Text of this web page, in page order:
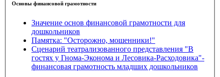
Основы финансовой грамотности
Значение основ финансовой грамотности для
дошкольников
Памятка: "Осторожно, мошенники!"
Сценарий театрализованного представления "В
гостях у Гнома-Эконома и Лесовика-Расходовика"-
финансовая грамотность младших дошкольников